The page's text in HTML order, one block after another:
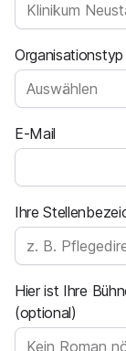
Organisationstyp
E-Mail
Ihre
Hier ist Ihre
(optional)